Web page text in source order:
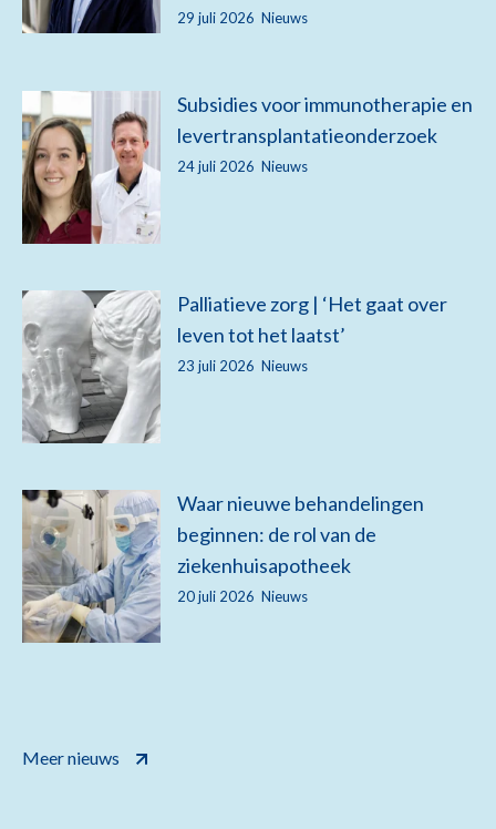
Meer nieuws
29 juli 2026 Nieuws
Subsidies voor immunotherapie en
levertransplantatieonderzoek
24 juli 2026 Nieuws
Palliatieve zorg | ‘Het gaat over
leven tot het laatst’
23 juli 2026 Nieuws
Waar nieuwe behandelingen
beginnen: de rol van de
ziekenhuisapotheek
20 juli 2026 Nieuws